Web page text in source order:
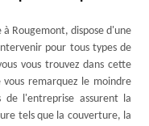
Rougemont, dispose d'une
pour tous types de
vous trouvez dans cette
remarquez le moindre
de l'entreprise assurent la
tels que la couverture, la